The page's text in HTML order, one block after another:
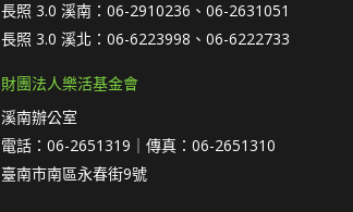
長照 3.0 溪南：06-2910236、06-2631051
長照 3.0 溪北：06-6223998、06-6222733
財團法人樂活基金會
溪南辦公室
電話：06-2651319｜傳真：06-2651310
臺南市南區永春街9號